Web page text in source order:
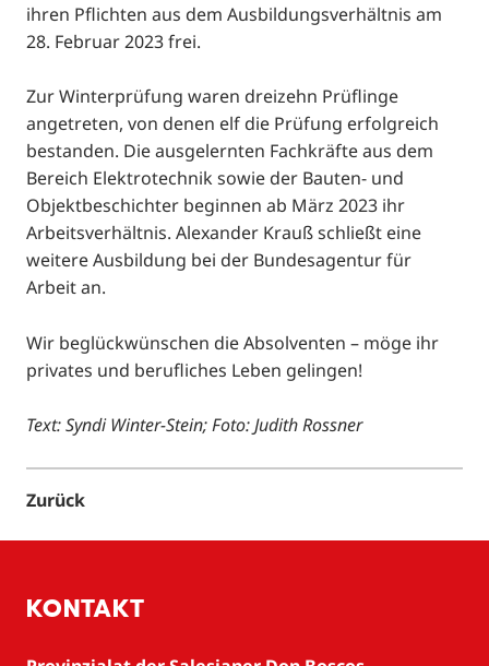
ihren Pflichten aus dem Ausbildungsverhältnis am
28. Februar 2023 frei.
Zur Winterprüfung waren dreizehn Prüflinge
angetreten, von denen elf die Prüfung erfolgreich
bestanden. Die ausgelernten Fachkräfte aus dem
Bereich Elektrotechnik sowie der Bauten- und
Objektbeschichter beginnen ab März 2023 ihr
Arbeitsverhältnis. Alexander Krauß schließt eine
weitere Ausbildung bei der Bundesagentur für
Arbeit an.
Wir beglückwünschen die Absolventen – möge ihr
privates und berufliches Leben gelingen!
Text: Syndi Winter-Stein; Foto: Judith Rossner
Zurück
KONTAKT